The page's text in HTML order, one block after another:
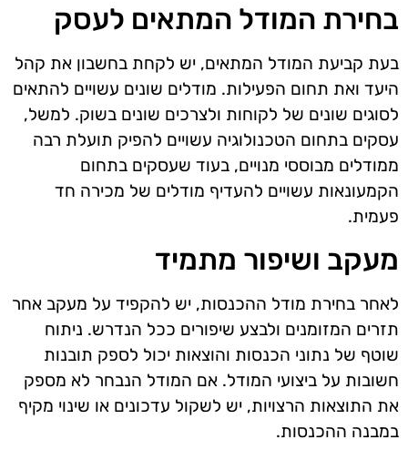
בחירת המודל המתאים לעסק
בעת קביעת המודל המתאים, יש לקחת בחשבון את קהל
היעד ואת תחום הפעילות. מודלים שונים עשויים להתאים
לסוגים שונים של לקוחות ולצרכים שונים בשוק. למשל,
עסקים בתחום הטכנולוגיה עשויים להפיק תועלת רבה
ממודלים מבוססי מנויים, בעוד שעסקים בתחום
הקמעונאות עשויים להעדיף מודלים של מכירה חד
פעמית.
מעקב ושיפור מתמיד
לאחר בחירת מודל ההכנסות, יש להקפיד על מעקב אחר
תזרים המזומנים ולבצע שיפורים ככל הנדרש. ניתוח
שוטף של נתוני הכנסות והוצאות יכול לספק תובנות
חשובות על ביצועי המודל. אם המודל הנבחר לא מספק
את התוצאות הרצויות, יש לשקול עדכונים או שינוי מקיף
במבנה ההכנסות.